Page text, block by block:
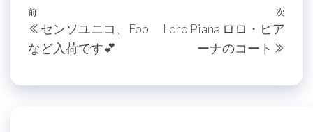
投
稿
ナ
ビ
過
去
の
前
センソユニコ、Foo
など入荷です💕
次
次
Loro Piana ロロ・ピア
ーナのコート